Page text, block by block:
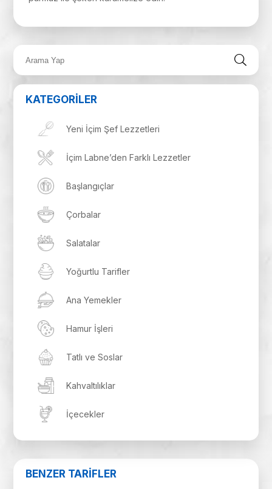
KATEGORİLER
Yeni İçim Şef Lezzetleri
İçim Labne’den Farklı Lezzetler
Başlangıçlar
Çorbalar
Salatalar
Yoğurtlu Tarifler
Ana Yemekler
Hamur İşleri
Tatlı ve Soslar
Kahvaltılıklar
İçecekler
BENZER TARİFLER